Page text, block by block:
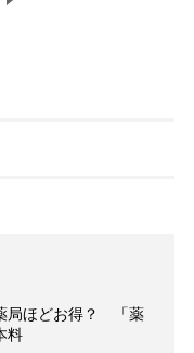
局ほどお得？ 「薬
料